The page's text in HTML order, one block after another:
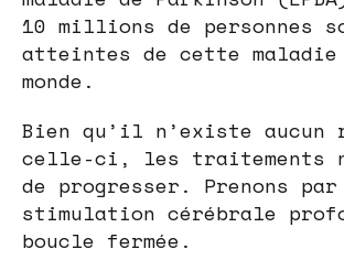
10 millions de personnes
atteintes de cette maladie
monde.
Bien qu’il n’existe aucun
celle-ci, les traitements
de progresser. Prenons
stimulation cérébrale
boucle fermée.